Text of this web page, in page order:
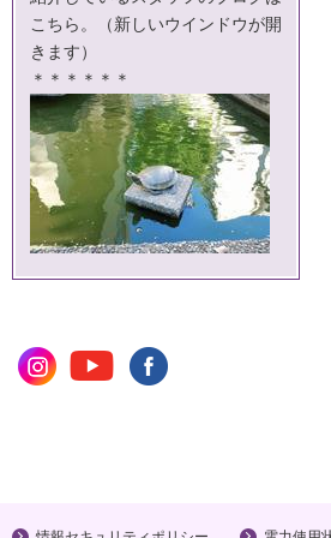
こちら。
（新しいウインドウが開
きます）
＊＊＊＊＊＊